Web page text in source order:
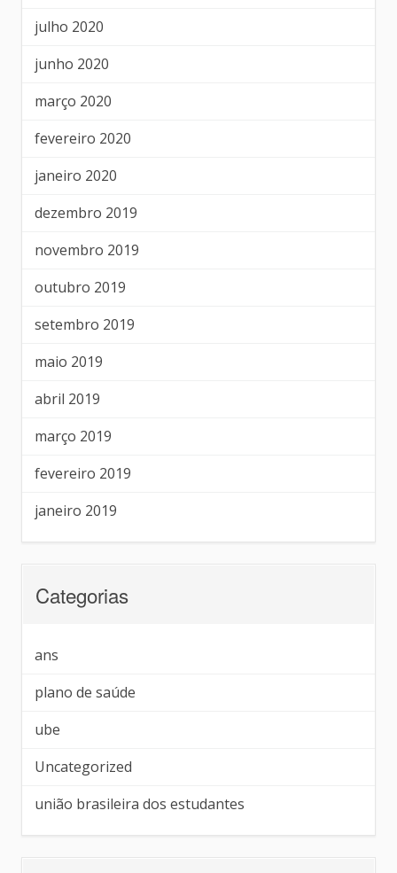
julho 2020
junho 2020
março 2020
fevereiro 2020
janeiro 2020
dezembro 2019
novembro 2019
outubro 2019
setembro 2019
maio 2019
abril 2019
março 2019
fevereiro 2019
janeiro 2019
Categorias
ans
plano de saúde
ube
Uncategorized
união brasileira dos estudantes